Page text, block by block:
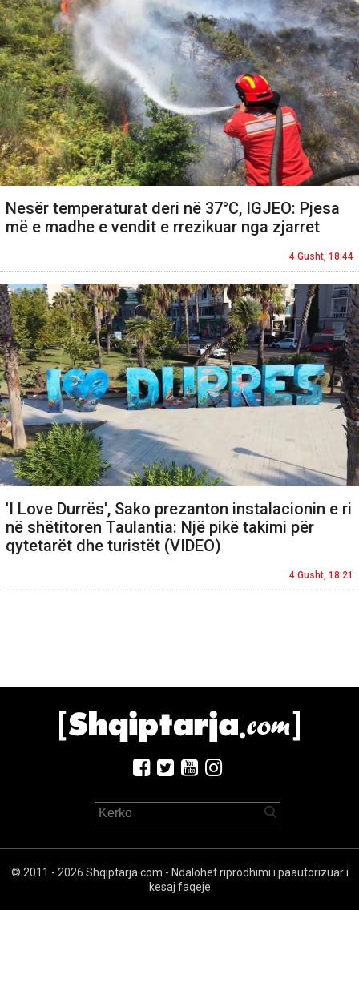
Nesër temperaturat deri në 37°C, IGJEO: Pjesa
më e madhe e vendit e rrezikuar nga zjarret
4 Gusht, 18:44
'I Love Durrës', Sako prezanton instalacionin e ri
në shëtitoren Taulantia: Një pikë takimi për
qytetarët dhe turistët (VIDEO)
4 Gusht, 18:21
© 2011 - 2026 Shqiptarja.com - Ndalohet riprodhimi i paautorizuar i
kesaj faqeje